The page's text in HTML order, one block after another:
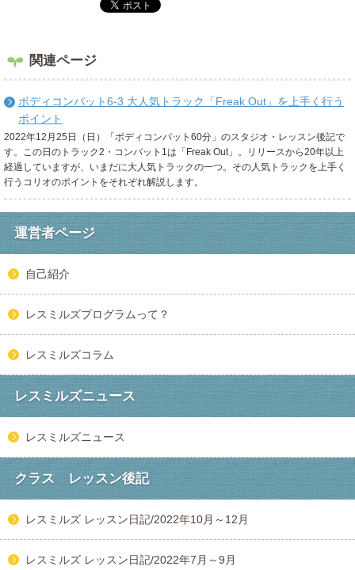
関連ページ
ボディコンバット6-3 大人気トラック「Freak Out」を上手く行う
ポイント
2022年12月25日（日）「ボディコンバット60分」のスタジオ・レッスン後記で
す。この日のトラック2・コンバット1は「Freak Out」。リリースから20年以上
経過していますが、いまだに大人気トラックの一つ。その人気トラックを上手く
行うコリオのポイントをそれぞれ解説します。
運営者ページ
自己紹介
レスミルズプログラムって？
レスミルズコラム
レスミルズニュース
レスミルズニュース
クラス レッスン後記
レスミルズ レッスン日記/2022年10月～12月
レスミルズ レッスン日記/2022年7月～9月